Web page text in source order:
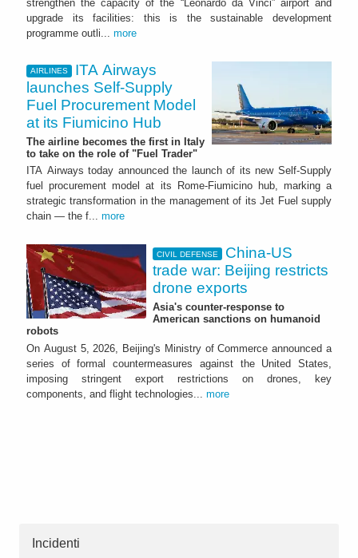
strengthen the capacity of the “Leonardo da Vinci” airport and
upgrade its facilities: this is the sustainable development
programme outli... more
AIRLINES
ITA Airways
launches Self-Supply
Fuel Procurement Model
at its Fiumicino Hub
The airline becomes the first in Italy
to take on the role of "Fuel Trader"
ITA Airways today announced the launch of its new Self-Supply
fuel procurement model at its Rome-Fiumicino hub, marking a
strategic transformation in the management of its Jet Fuel supply
chain — the f... more
CIVIL DEFENSE
China-US
trade war: Beijing restricts
drone exports
Asia's counter-response to
American sanctions on humanoid
robots
On August 5, 2026, Beijing's Ministry of Commerce announced a
series of formal countermeasures against the United States,
imposing stringent export restrictions on drones, key
components, and flight technologies... more
Incidenti